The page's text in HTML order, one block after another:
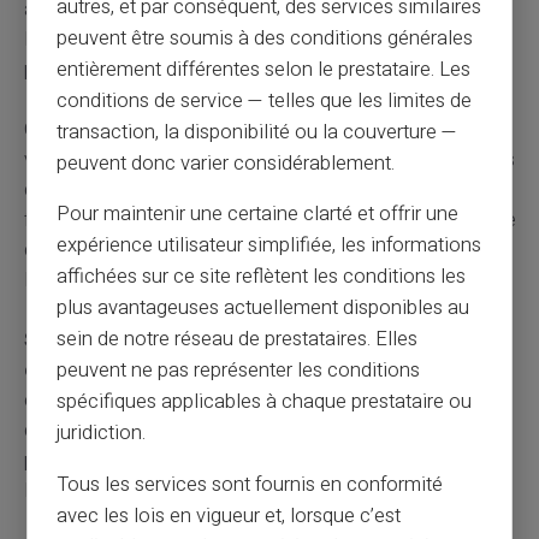
alimentent les bases de données des forces de l'ordre.
D'autres victimes potentielles peuvent ainsi être
protégées.
Contestez la transaction auprès de votre banque avec
votre récépissé de plainte. Les établissements bancaires
disposent de procédures de remboursement des
fraudes. Vous devez prouver votre bonne foi et l'absence
de négligence. Le délai de remboursement varie selon
les situations.
Signalez le profil frauduleux sur le réseau social
concerné.Facebook, Instagram et Vinted ferment les
comptes signalés à répétition. Votre action protège
d'autres utilisateurs contre le même escroc. Les
plateformes prennent ces signalements au sérieux pour
leur réputation.
autres, et par conséquent, des services similaires
peuvent être soumis à des conditions générales
entièrement différentes selon le prestataire. Les
conditions de service — telles que les limites de
transaction, la disponibilité ou la couverture —
peuvent donc varier considérablement.
Pour maintenir une certaine clarté et offrir une
expérience utilisateur simplifiée, les informations
affichées sur ce site reflètent les conditions les
plus avantageuses actuellement disponibles au
sein de notre réseau de prestataires. Elles
peuvent ne pas représenter les conditions
spécifiques applicables à chaque prestataire ou
juridiction.
Tous les services sont fournis en conformité
avec les lois en vigueur et, lorsque c’est